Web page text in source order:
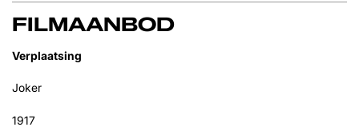
FILMAANBOD
Verplaatsing
Joker
1917